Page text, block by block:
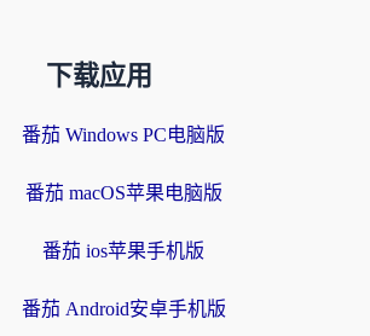
下载应用
番茄 Windows PC电脑版
番茄 macOS苹果电脑版
番茄 ios苹果手机版
番茄 Android安卓手机版